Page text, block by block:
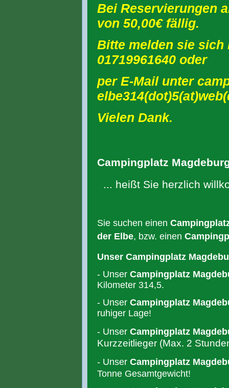
Bei Reservierungen
von 50,00€ fällig.
Bitte melden sie sich
01719961640 oder
per E-Mail unter
Vielen Dank.
Campingplatz
... heißt Sie herzlich
Sie suchen einen
der Elbe, bzw. einen
Unser Campingplatz
- Unser Campingplatz
Kilometer 314,5.
- Unser Campingplatz
ruhiger Lage!
- Unser Campingplatz
Kurzzeitlieger (Max. 2
- Unser Campingplatz
Tonne Gesamtgewicht!